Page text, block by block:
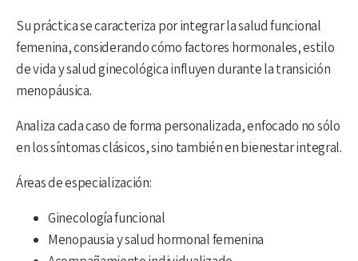
Su práctica se caracteriza por integrar la salud funcional
femenina, considerando cómo factores hormonales, estilo
de vida y salud ginecológica influyen durante la transición
menopáusica.
Analiza cada caso de forma personalizada, enfocado no sólo
en los síntomas clásicos, sino también en bienestar integral.
Áreas de especialización:
Ginecología funcional
Menopausia y salud hormonal femenina